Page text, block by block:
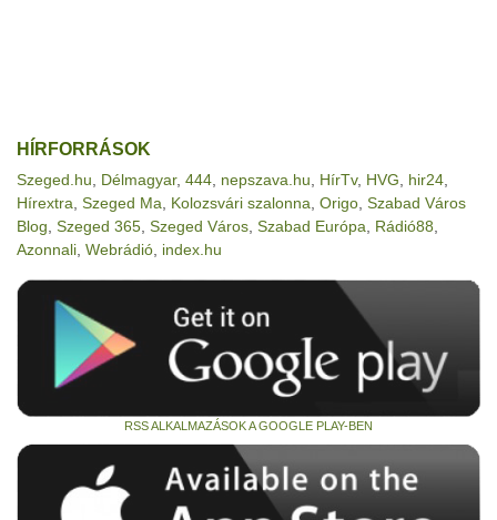
HÍRFORRÁSOK
Szeged.hu Délmagyar, 444 nepszava.hu HírTv, HVG hir24
Hírextra Szeged Ma Kolozsvári szalonna Origo Szabad Város
Blog Szeged 365 Szeged Város Szabad Európa Rádió88
Azonnali Webrádió index.hu
RSS ALKALMAZÁSOK A GOOGLE PLAY-BEN